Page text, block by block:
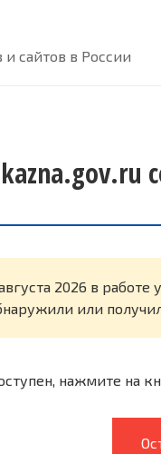
сайтов в России
2026 в
или
нажмите на